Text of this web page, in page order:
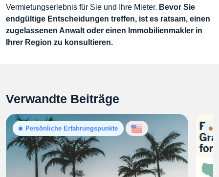
Vermietungserlebnis für Sie und Ihre Mieter. Bevor Sie
endgültige Entscheidungen treffen, ist es ratsam, einen
zugelassenen Anwalt oder einen Immobilienmakler in
Ihrer Region zu konsultieren.
Verwandte Beiträge
Persönliche Erfahrungspunkte